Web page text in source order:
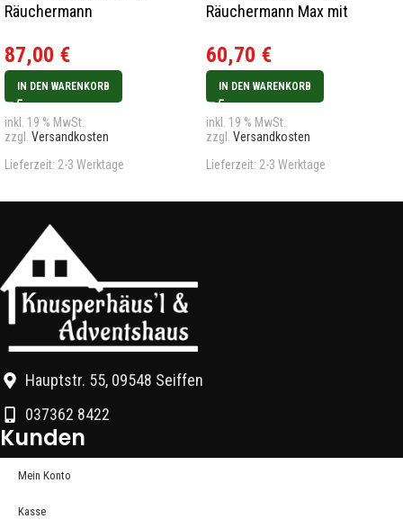
Räuchermann
87,00 €
IN DEN WARENKORB
inkl. 19 % MwSt.
zzgl. Versandkosten
Lieferzeit: 2-3 Werktage
Räuchermann Max mit
2022
60,70 €
IN DEN WARENKORB
inkl. 19 % MwSt.
zzgl. Versandkosten
Lieferzeit: 2-3 Werktage
Hauptstr. 55, 09548 Seiffen
037362 8422
Kunden
Mein Konto
Kasse